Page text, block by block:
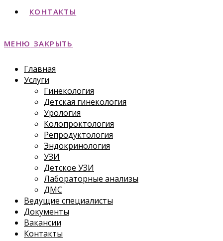
КОНТАКТЫ
МЕНЮ ЗАКРЫТЬ
Главная
Услуги
Гинекология
Детская гинекология
Урология
Колопроктология
Репродуктология
Эндокринология
УЗИ
Детское УЗИ
Лабораторные анализы
ДМС
Ведущие специалисты
Документы
Вакансии
Контакты